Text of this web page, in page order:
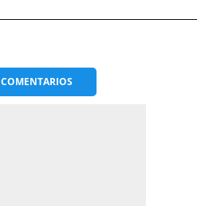
COMENTARIOS